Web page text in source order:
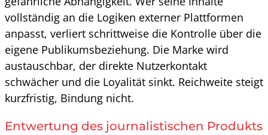
vollständig an die Logiken externer Plattformen
anpasst, verliert schrittweise die Kontrolle über die
eigene Publikumsbeziehung. Die Marke wird
austauschbar, der direkte Nutzerkontakt
schwächer und die Loyalität sinkt. Reichweite steigt
kurzfristig, Bindung nicht.
Entwertung des journalistischen Produkts